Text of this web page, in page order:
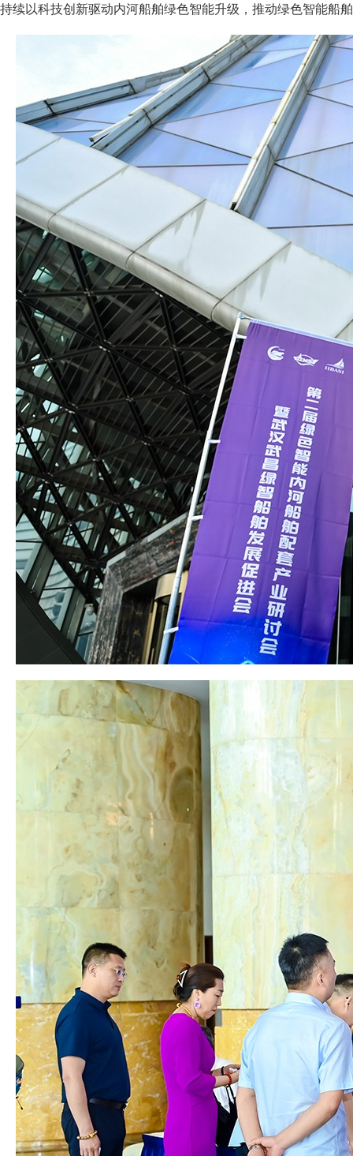
持续以科技创新驱动内河船舶绿色智能升级，推动绿色智能船